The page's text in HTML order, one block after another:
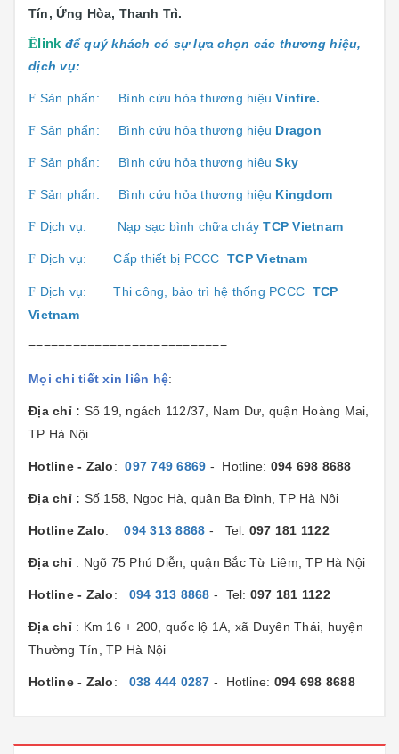
Tín, Ứng Hòa, Thanh Trì.
Ê link để quý khách có sự lựa chọn các thương hiệu,
dịch vụ:
F Sản phẩn: Bình cứu hỏa thương hiệuVinfire.
F Sản phẩn: Bình cứu hỏa thương hiệu Dragon
F Sản phẩn: Bình cứu hỏa thương hiệuSky
F Sản phẩn: Bình cứu hỏa thương hiệu Kingdom
F Dịch vụ: Nạp sạc bình chữa cháyTCP Vietnam
F Dịch vụ:Cấp thiết bị PCCC TCP Vietnam
F Dịch vụ:Thi công, bảo trì hệ thống PCCC TCP
Vietnam
===========================
Mọi chi tiết xin liên hệ:
Địa chỉ : Số 19, ngách 112/37, Nam Dư, quận Hoàng Mai,
TP Hà Nội
Hotline - Zalo:097 749 6869 - Hotline: 094 698 8688
Địa chỉ : Số 158, Ngọc Hà, quận Ba Đình, TP Hà Nội
Hotline Zalo:094 313 8868 - Tel: 097 181 1122
Địa chỉ : Ngõ 75 Phú Diễn, quận Bắc Từ Liêm, TP Hà Nội
Hotline - Zalo: 094 313 8868 - Tel: 097 181 1122
Địa chỉ : Km 16 + 200, quốc lộ 1A, xã Duyên Thái, huyện
Thường Tín, TP Hà Nội
Hotline - Zalo: 038 444 0287 - Hotline: 094 698 8688